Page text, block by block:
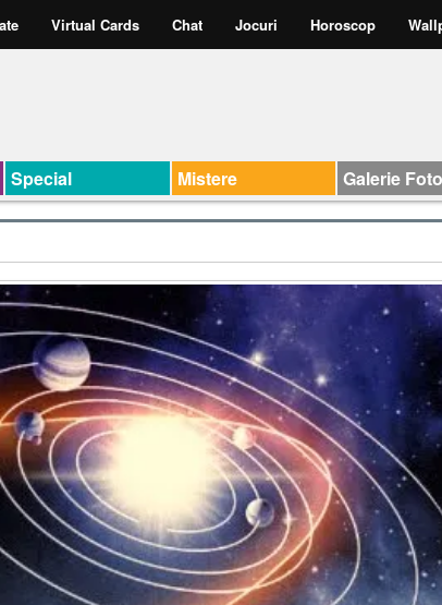
Virtual Cards Chat Jocuri Horoscop
Special Mistere Galerie Foto